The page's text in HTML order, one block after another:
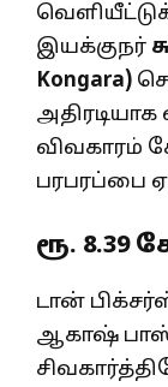
இயக்குநர்
Kongara)
விவகாரம்
பரபரப்பை
ரூ. 8.39
டான்
ஆகாஷ்